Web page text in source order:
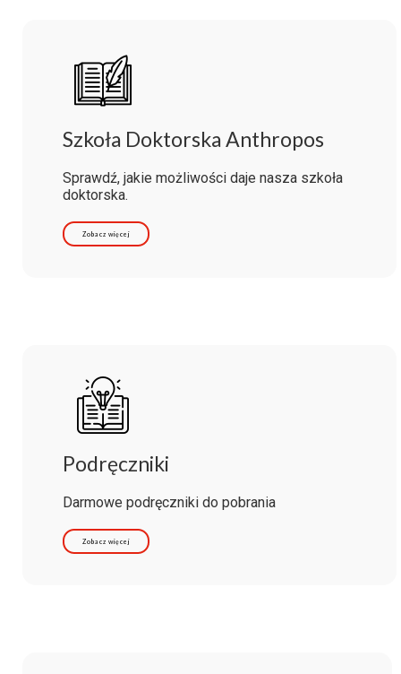
Szkoła Doktorska Anthropos
Sprawdź, jakie możliwości daje nasza szkoła
doktorska.
Zobacz więcej
Podręczniki
Darmowe podręczniki do pobrania
Zobacz więcej